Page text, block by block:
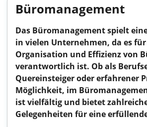
Büromanagement
Das Büromanagement spielt
in vielen Unternehmen, da es
Organisation und Effizienz von
verantwortlich ist. Ob als
Quereinsteiger oder erfahrener
Möglichkeit, im
ist vielfältig und bietet
Gelegenheiten für eine